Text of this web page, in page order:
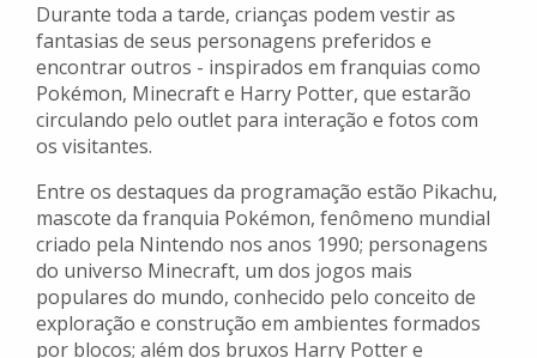
Durante toda a tarde, crianças podem vestir as
fantasias de seus personagens preferidos e
encontrar outros - inspirados em franquias como
Pokémon, Minecraft e Harry Potter, que estarão
circulando pelo outlet para interação e fotos com
os visitantes.
Entre os destaques da programação estão Pikachu,
mascote da franquia Pokémon, fenômeno mundial
criado pela Nintendo nos anos 1990; personagens
do universo Minecraft, um dos jogos mais
populares do mundo, conhecido pelo conceito de
exploração e construção em ambientes formados
por blocos; além dos bruxos Harry Potter e